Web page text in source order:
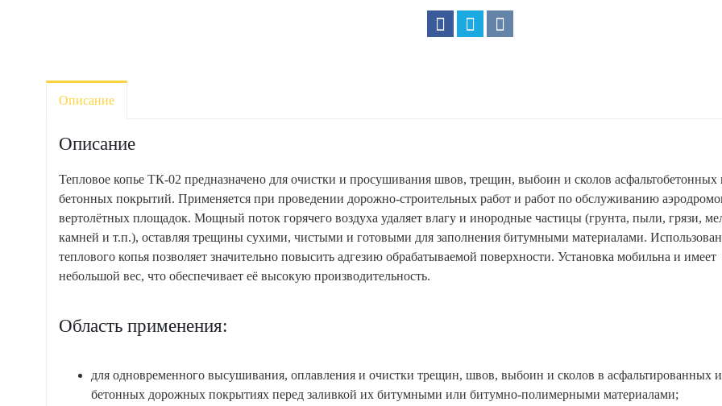
Описание
Описание
Тепловое копье ТК-02 предназначено для очистки и просушивания швов, трещин, выбоин и сколов асфальтобетонных
бетонных покрытий. Применяется при проведении дорожно-строительных работ и работ по обслуживанию
вертолётных площадок. Мощный поток горячего воздуха удаляет влагу и инородные частицы (грунта, пыли, грязи,
камней и т.п.), оставляя трещины сухими, чистыми и готовыми для заполнения битумными материалами.
теплового копья позволяет значительно повысить адгезию обрабатываемой поверхности. Установка мобильна и имеет
небольшой вес, что обеспечивает её высокую производительность.
Область применения:
для одновременного высушивания, оплавления и очистки трещин, швов, выбоин и сколов в асфальтированных и
бетонных дорожных покрытиях перед заливкой их битумными или битумно-полимерными материалами;